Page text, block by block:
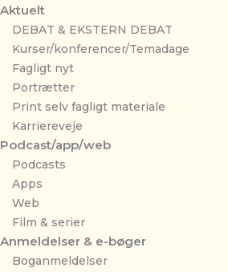
Aktuelt
DEBAT & EKSTERN DEBAT
Kurser/konferencer/Temadage
Fagligt nyt
Portrætter
Print selv fagligt materiale
Karriereveje
Podcast/app/web
Podcasts
Apps
Web
Film & serier
Anmeldelser & e-bøger
Boganmeldelser